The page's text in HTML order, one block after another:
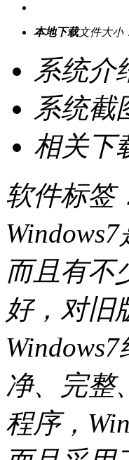
本地下载文件大小
系统介
系统截
相关下
软件标签
而且有不
好，对旧
净、完整
程序，